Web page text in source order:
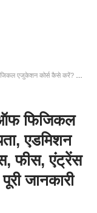
वेतन, सिलेबस, फीस, एंट्रेंस परीक्षा, कार्यक्षेत्र आदि से जुड़ी पूरी जानकारी हिंदी मे
ऑफ फिजिकल
एडमिशन
फीस, एंट्रेंस
जानकारी